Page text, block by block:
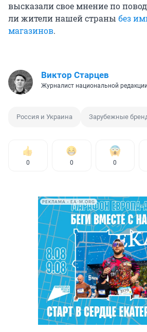
высказали свое мнение по
ли жители нашей страны без
магазинов.
Виктор Старцев
Журналист национальной редакции
Россия и Украина Зарубежные
0 0 0
РЕКЛАМА • EA-M.ORG